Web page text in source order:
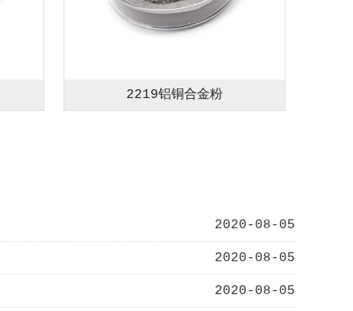
2219铝铜合金粉
2020-08-05
2020-08-05
2020-08-05